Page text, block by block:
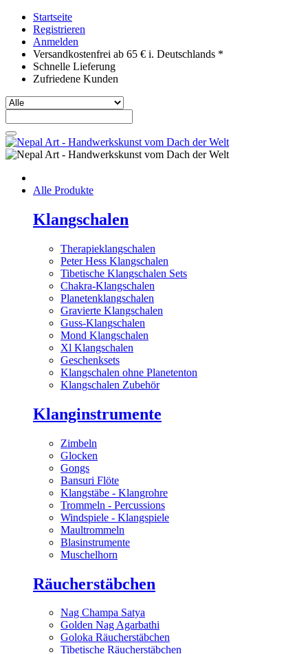
Startseite
Registrieren
Anmelden
Versandkostenfrei ab 65 € i. Deutschlands *
Schnelle Lieferung
Zufriedene Kunden
Alle Produkte
Klangschalen
Therapieklangschalen
Peter Hess Klangschalen
Tibetische Klangschalen Sets
Chakra-Klangschalen
Planetenklangschalen
Gravierte Klangschalen
Guss-Klangschalen
Mond Klangschalen
Xl Klangschalen
Geschenksets
Klangschalen ohne Planetenton
Klangschalen Zubehör
Klanginstrumente
Zimbeln
Glocken
Gongs
Bansuri Flöte
Klangstäbe - Klangrohre
Trommeln - Percussions
Windspiele - Klangspiele
Maultrommeln
Blasinstrumente
Muschelhorn
Räucherstäbchen
Nag Champa Satya
Golden Nag Agarbathi
Goloka Räucherstäbchen
Tibetische Räucherstäbchen